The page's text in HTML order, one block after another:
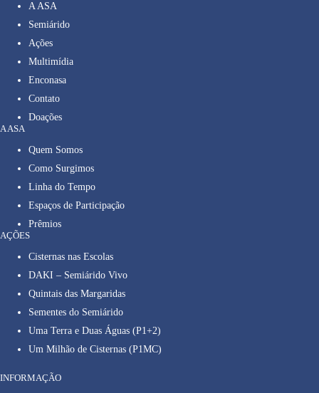
A ASA
Semiárido
Ações
Multimídia
Enconasa
Contato
Doações
A ASA
Quem Somos
Como Surgimos
Linha do Tempo
Espaços de Participação
Prêmios
AÇÕES
Cisternas nas Escolas
DAKI – Semiárido Vivo
Quintais das Margaridas
Sementes do Semiárido
Uma Terra e Duas Águas (P1+2)
Um Milhão de Cisternas (P1MC)
INFORMAÇÃO